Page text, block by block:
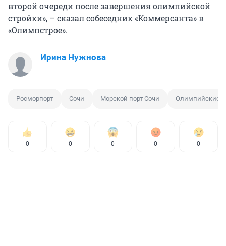
второй очереди после завершения олимпийской
стройки», – сказал собеседник «Коммерсанта» в
«Олимпстрое».
Ирина Нужнова
Росморпорт Сочи Морской порт Сочи Олимпийские
0 0 0 0 0